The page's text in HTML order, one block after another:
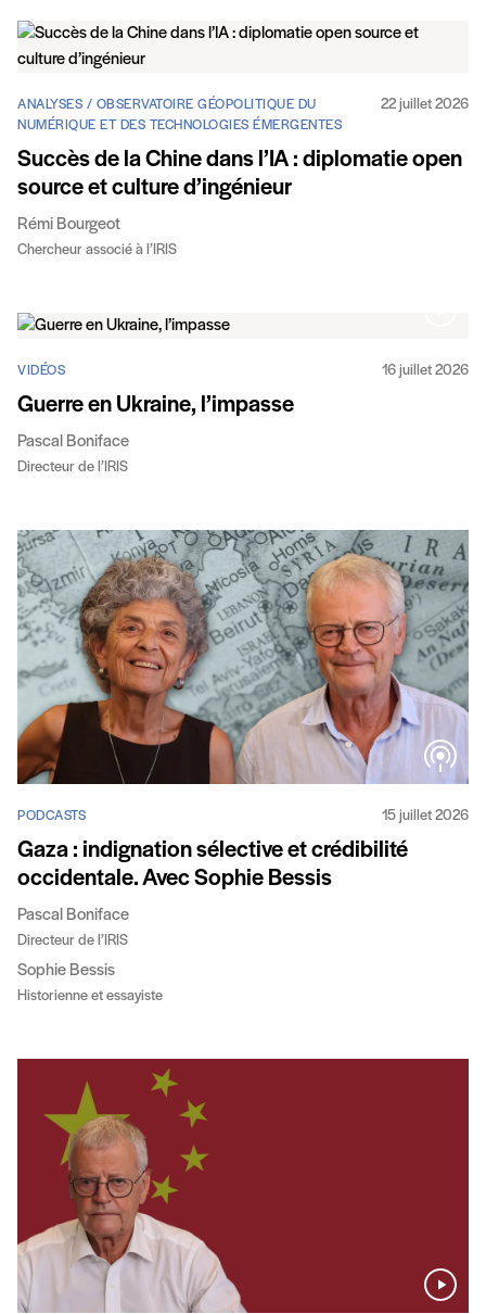
ANALYSES / OBSERVATOIRE GÉOPOLITIQUE DU
NUMÉRIQUE ET DES TECHNOLOGIES ÉMERGENTES
22 juillet 2026
Succès de la Chine dans l’IA : diplomatie open
source et culture d’ingénieur
Rémi Bourgeot
Chercheur associé à l’IRIS
VIDÉOS 16 juillet 2026
Guerre en Ukraine, l’impasse
Pascal Boniface
Directeur de l’IRIS
PODCASTS 15 juillet 2026
Gaza : indignation sélective et crédibilité
occidentale. Avec Sophie Bessis
Pascal Boniface
Directeur de l’IRIS
Sophie Bessis
Historienne et essayiste